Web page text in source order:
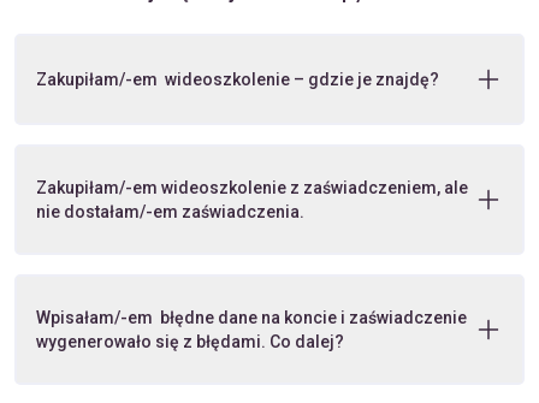
Zakupiłam/-em wideoszkolenie – gdzie je znajdę?
Zakupiłam/-em wideoszkolenie z zaświadczeniem, ale
nie dostałam/-em zaświadczenia.
Wpisałam/-em błędne dane na koncie i zaświadczenie
wygenerowało się z błędami. Co dalej?